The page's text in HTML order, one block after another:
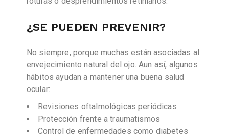
¿SE PUEDEN PREVENIR?
No siempre, porque muchas están asociadas al
envejecimiento natural del ojo. Aun así, algunos
hábitos ayudan a mantener una buena salud
ocular:
Revisiones oftalmológicas periódicas
Protección frente a traumatismos
Control de enfermedades como diabetes